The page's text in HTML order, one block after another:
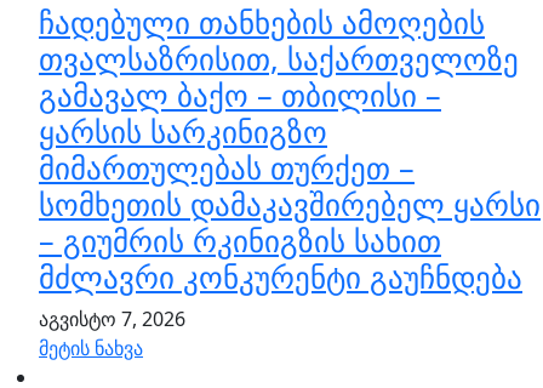
ჩადებული თანხების ამოღების
თვალსაზრისით, საქართველოზე
გამავალ ბაქო – თბილისი –
ყარსის სარკინიგზო
მიმართულებას თურქეთ –
სომხეთის დამაკავშირებელ ყარსი
– გიუმრის რკინიგზის სახით
მძლავრი კონკურენტი გაუჩნდება
აგვისტო 7, 2026
მეტის ნახვა